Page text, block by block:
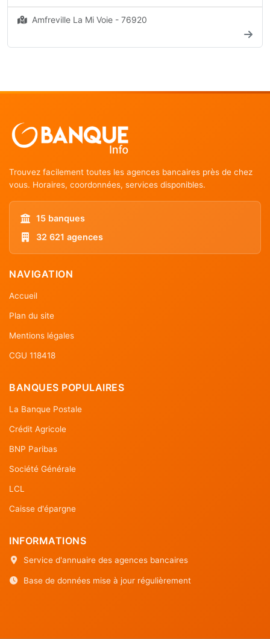
Amfreville La Mi Voie - 76920
Trouvez facilement toutes les agences bancaires près de chez
vous. Horaires, coordonnées, services disponibles.
15 banques
32 621 agences
NAVIGATION
Accueil
Plan du site
Mentions légales
CGU 118418
BANQUES POPULAIRES
La Banque Postale
Crédit Agricole
BNP Paribas
Société Générale
LCL
Caisse d'épargne
INFORMATIONS
Service d'annuaire des agences bancaires
Base de données mise à jour régulièrement